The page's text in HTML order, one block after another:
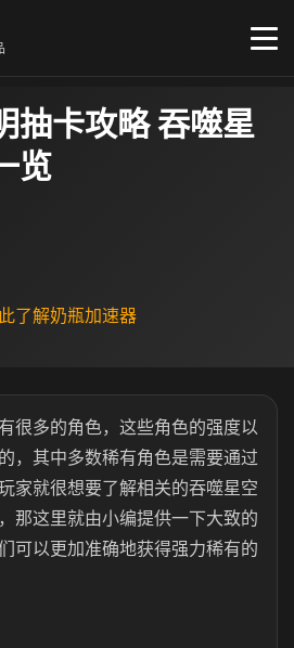
抽卡攻略 吞噬星
览
了解奶瓶加速器
很多的角色，这些角色的强度以
，其中多数稀有角色是需要通过
家就很想要了解相关的吞噬星空
那这里就由小编提供一下大致的
可以更加准确地获得强力稀有的